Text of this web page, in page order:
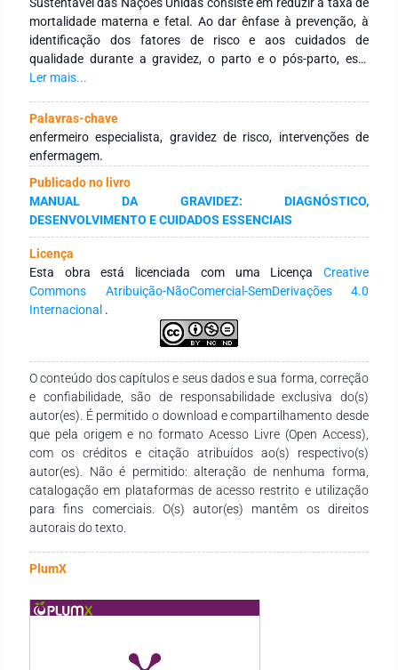
mortalidade materna e fetal. Ao dar ênfase à prevenção, à
identificação dos fatores de risco e aos cuidados de
qualidade durante a gravidez, o parto e o pós-parto, este
objetivo será cada vez mais alcançado. A avaliação do risco
específicas, como a escala de Goodwin modificada, nas
consultas pré-concepcionais. Nestas consultas, o Enfermeiro
Especialista em Saúde Materna e Obstétrica será responsável
durante todo o período gestacional por avaliar
individualmente o possível risco a que a grávida está sujeita.
A figura deste profissional de saúde desempenha um papel
crucial na orientação das atividades, adaptando-as aos
diferentes níveis de risco para a avaliação de um plano de
intervenção. As intervenções de enfermagem durante as
intercorrências na gravidez devem abordar as dimensões
física, emocional e social, a fim de criar uma relação de
empatia, garantindo um ambiente de confidencialidade na
ausência de julgamentos de valor ou críticas.
Ler mais...
Palavras-chave
enfermeiro especialista, gravidez de risco, intervenções de
enfermagem.
Publicado no livro
MANUAL DA GRAVIDEZ: DIAGNÓSTICO,
DESENVOLVIMENTO E CUIDADOS ESSENCIAIS
Licença
Esta obra está licenciada com uma Licença Creative
Commons Atribuição-NãoComercial-SemDerivações 4.0
Internacional .
O conteúdo dos capítulos e seus dados e sua forma, correção
e confiabilidade, são de responsabilidade exclusiva do(s)
autor(es). É permitido o download e compartilhamento desde
que pela origem e no formato Acesso Livre (Open Access),
com os créditos e citação atribuídos ao(s) respectivo(s)
autor(es). Não é permitido: alteração de nenhuma forma,
catalogação em plataformas de acesso restrito e utilização
para fins comerciais. O(s) autor(es) mantêm os direitos
autorais do texto.
PlumX